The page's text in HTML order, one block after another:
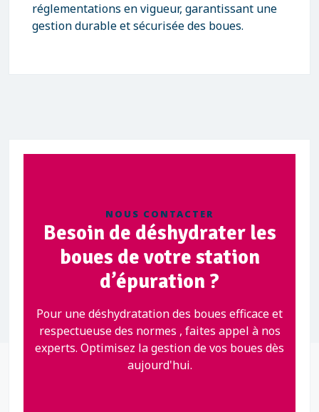
réglementations en vigueur, garantissant une
gestion durable et sécurisée des boues.
NOUS CONTACTER
Besoin de déshydrater les
boues de votre station
d’épuration ?
Pour une déshydratation des boues efficace et
respectueuse des normes , faites appel à nos
experts. Optimisez la gestion de vos boues dès
aujourd'hui.